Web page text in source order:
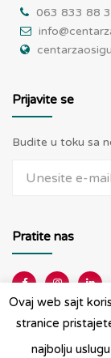
063 833 88
Prijavite se
Budite u toku sa
Pratite nas
Ovaj web sajt
stranice
najbolju